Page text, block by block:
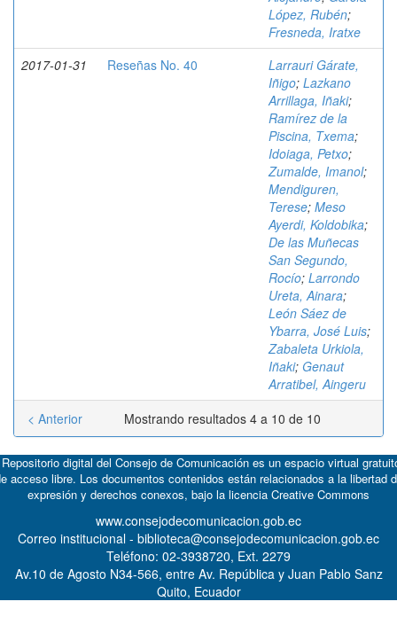
López, Rubén;
Fresneda, Iratxe
2017-01-31
Reseñas No. 40
Larrauri Gárate,
Iñigo; Lazkano
Arrillaga, Iñaki;
Ramírez de la
Piscina, Txema;
Idoiaga, Petxo;
Zumalde, Imanol;
Mendiguren,
Terese; Meso
Ayerdi, Koldobika;
De las Muñecas
San Segundo,
Rocío; Larrondo
Ureta, Ainara;
León Sáez de
Ybarra, José Luis;
Zabaleta Urkiola,
Iñaki; Genaut
Arratibel, Aingeru
Mostrando resultados 4 a 10 de 10
< Anterior
digital del Consejo de Comunicación es un espacio virtual
acceso libre. Los documentos contenidos están relacionados a la libertad
expresión y derechos conexos, bajo la licencia Creative Commons
www.consejodecomunicacion.gob.ec
Correo institucional - biblioteca@consejodecomunicacion.gob.ec
Teléfono: 02-3938720, Ext. 2279
Av.10 de Agosto N34-566, entre Av. República y Juan Pablo Sanz
Quito, Ecuador